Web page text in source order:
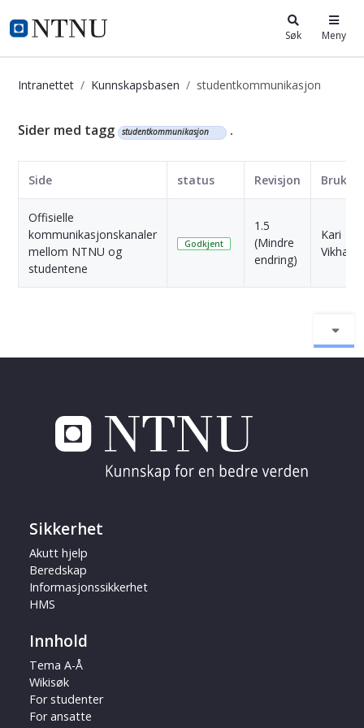
i.ntnu.no Søk Meny
Intranettet Kunnskapsbasen studentkommunikasjon
Kunnskapsbasen
Sider med tagg studentkommunikasjon .
Side status Revisjon Bruker
Offisielle
kommunikasjonskanaler
mellom NTNU og
studentene
Godkjent
1.5
(Mindre
endring)
Kari
Sikkerhet
Akutt hjelp
Beredskap
Informasjonssikkerhet
HMS
Innhold
Tema A-Å
Wikisøk
For studenter
For ansatte